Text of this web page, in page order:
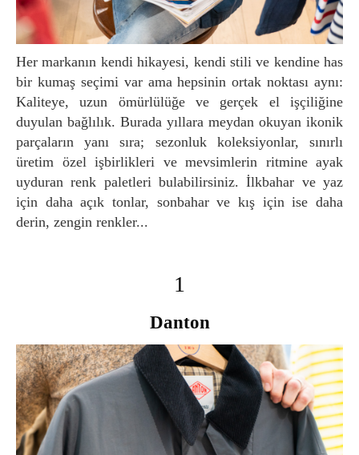
Her markanın kendi hikayesi, kendi stili ve kendine has
bir kumaş seçimi var ama hepsinin ortak noktası aynı:
Kaliteye, uzun ömürlülüğe ve gerçek el işçiliğine
duyulan bağlılık. Burada yıllara meydan okuyan ikonik
parçaların yanı sıra; sezonluk koleksiyonlar, sınırlı
üretim özel işbirlikleri ve mevsimlerin ritmine ayak
uyduran renk paletleri bulabilirsiniz. İlkbahar ve yaz
için daha açık tonlar, sonbahar ve kış için ise daha
derin, zengin renkler...
1
Danton